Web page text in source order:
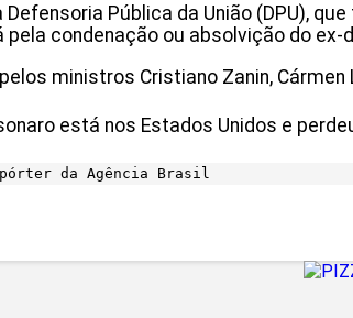
Pública da União (DPU),
condenação ou absolvição do ex-
ministros Cristiano Zanin, Cármen
está nos Estados Unidos e
da Agência Brasil